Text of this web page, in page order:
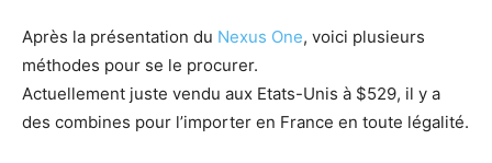
Après la présentation du Nexus One, voici plusieurs
méthodes pour se le procurer.
Actuellement juste vendu aux Etats-Unis à $529, il y a
des combines pour l’importer en France en toute légalité.